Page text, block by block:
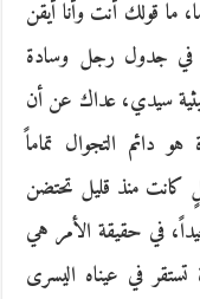
ما قولك أنت وأنا أيقن
في جدول رجل وسادة
سيدي، عداك عن أن
دائم التجوال تماماً
كانت منذ قليل تحتضن
في حقيقة الأمر هي
في عيناه اليسرى